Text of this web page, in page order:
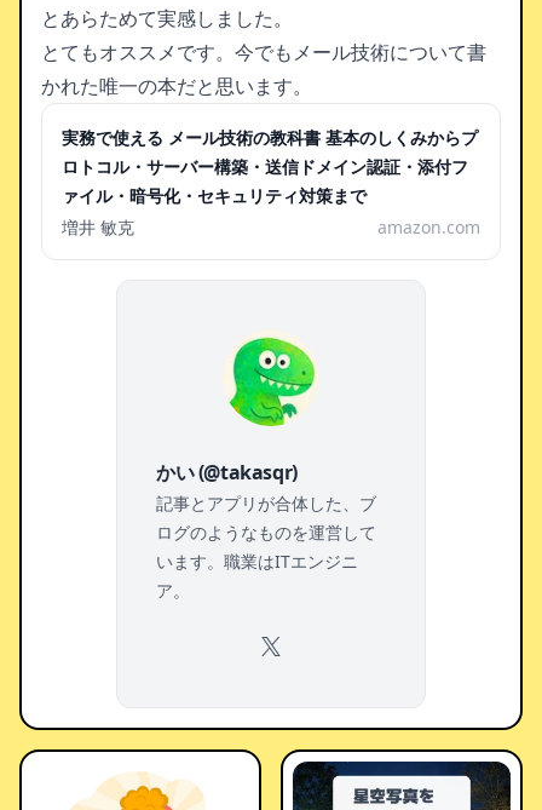
とあらためて実感しました。
とてもオススメです。今でもメール技術について書
かれた唯一の本だと思います。
実務で使える メール技術の教科書 基本のしくみからプ
ロトコル・サーバー構築・送信ドメイン認証・添付フ
ァイル・暗号化・セキュリティ対策まで
増井 敏克
amazon.com
かい (@takasqr)
記事とアプリが合体した、ブ
ログのようなものを運営して
います。職業はITエンジニ
ア。
X